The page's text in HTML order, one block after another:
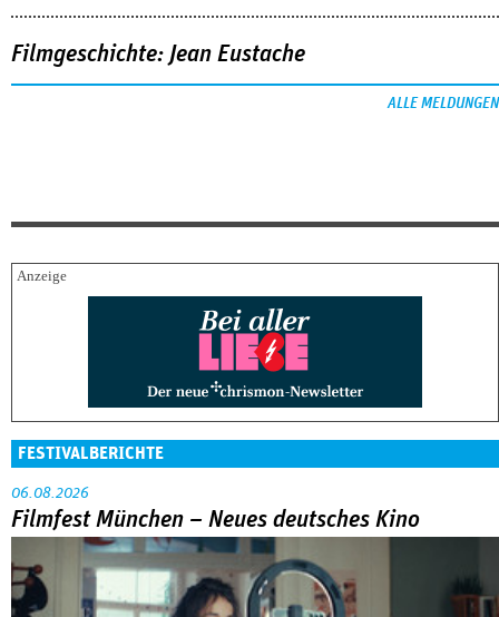
Filmgeschichte: Jean Eustache
ALLE MELDUNGEN
FESTIVALBERICHTE
06.08.2026
Filmfest München – Neues deutsches Kino